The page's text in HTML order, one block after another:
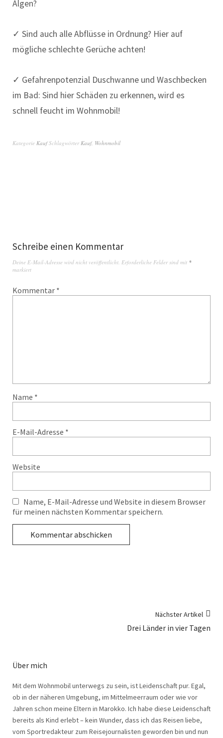
Algen?
✓ Sind auch alle Abflüsse in Ordnung? Hier auf
mögliche schlechte Gerüche achten!
✓ Gefahrenpotenzial Duschwanne und Waschbecken
im Bad: Sind hier Schäden zu erkennen, wird es
schnell feucht im Wohnmobil!
Kategorie Kauf SchlagwörterKauf, Wohnmobil
Schreibe einen Kommentar
Deine E-Mail-Adresse wird nicht veröffentlicht. Erforderliche Felder sind mit *
markiert
Kommentar *
Name *
E-Mail-Adresse *
Website
Name, E-Mail-Adresse und Website in diesem Browser
für meinen nächsten Kommentar speichern.
Nächster Artikel
Drei Länder in vier Tagen
Über mich
Mit dem Wohnmobil unterwegs zu sein, ist Leidenschaft pur. Egal,
ob in der näheren Umgebung, im Mittelmeerraum oder wie vor
Jahren schon meine Eltern in Marokko. Ich habe diese Leidenschaft
bereits als Kind erlebt – kein Wunder, dass ich das Reisen liebe,
vom Sportredakteur zum Reisejournalisten geworden bin und nun